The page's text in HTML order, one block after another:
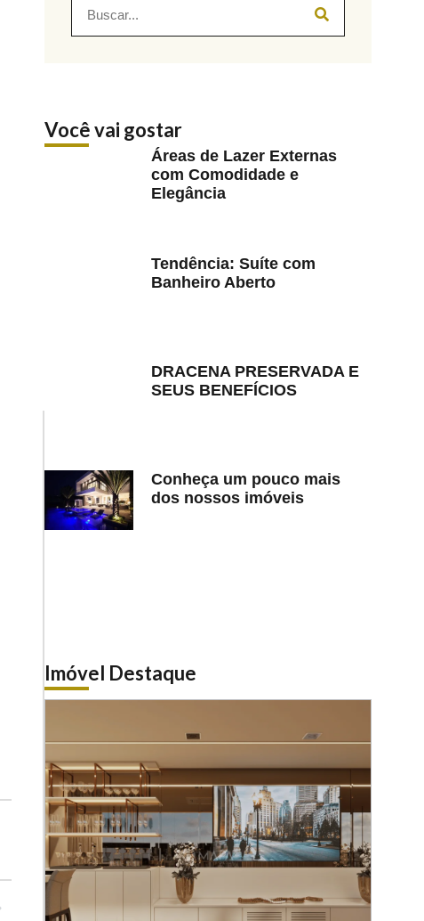
Você vai gostar
Áreas de Lazer Externas
com Comodidade e
Elegância
Tendência: Suíte com
Banheiro Aberto
DRACENA PRESERVADA E
SEUS BENEFÍCIOS
Conheça um pouco mais
dos nossos imóveis
Imóvel Destaque